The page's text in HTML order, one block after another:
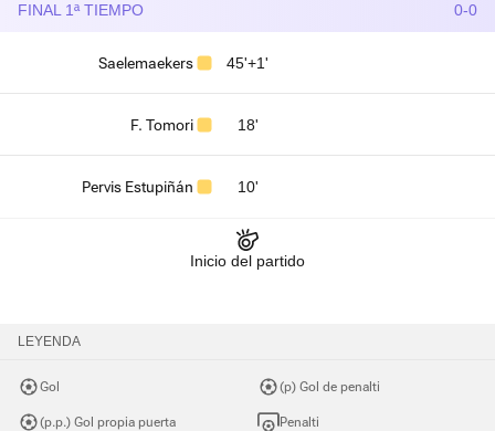
FINAL 1ª TIEMPO 0-0
Saelemaekers 45'+1'
F. Tomori 18'
Pervis Estupiñán 10'
Inicio del partido
LEYENDA
Gol
(p.p.) Gol propia puerta
(p) Gol de penalti
Penalti